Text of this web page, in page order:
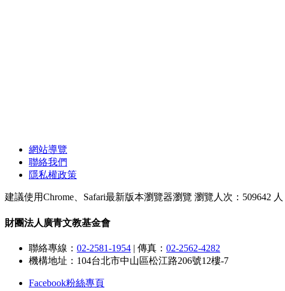
網站導覽
聯絡我們
隱私權政策
建議使用Chrome、Safari最新版本瀏覽器瀏覽 瀏覽人次：509642 人
財團法人廣青文教基金會
聯絡專線： 02-2581-1954 | 傳真： 02-2562-4282
機構地址：104台北市中山區松江路206號12樓-7
Facebook粉絲專頁